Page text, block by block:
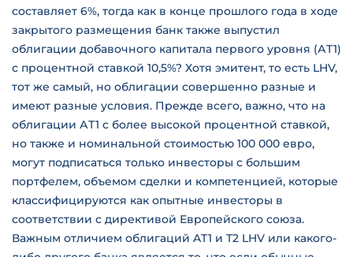
составляет 6%, тогда как в конце прошлого года в ходе
закрытого размещения банк также выпустил
облигации добавочного капитала первого уровня (АТ1)
с процентной ставкой 10,5%? Хотя эмитент, то есть LHV,
тот же самый, но облигации совершенно разные и
имеют разные условия. Прежде всего, важно, что на
облигации АТ1 с более высокой процентной ставкой,
но также и номинальной стоимостью 100 000 евро,
могут подписаться только инвесторы с большим
портфелем, объемом сделки и компетенцией, которые
классифицируются как опытные инвесторы в
соответствии с директивой Европейского союза.
Важным отличием облигаций AT1 и T2 LHV или какого-